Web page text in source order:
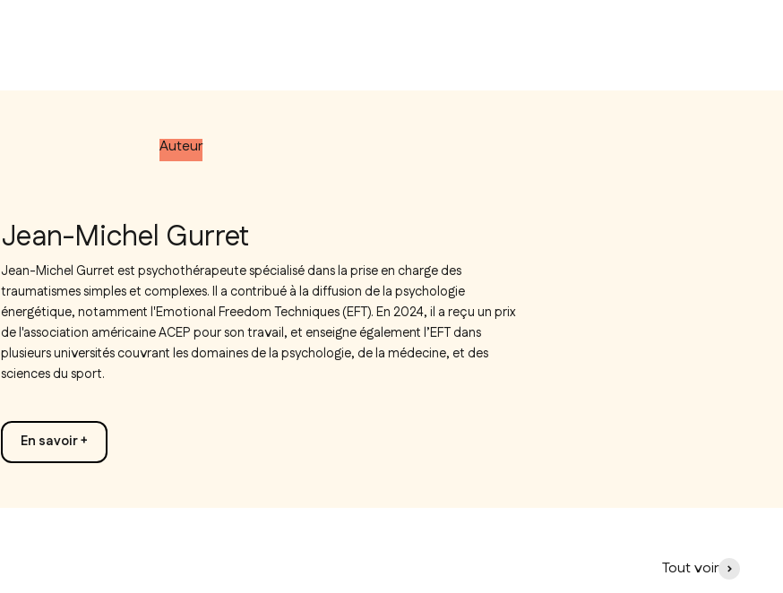
Auteur
Jean-Michel Gurret
Jean-Michel Gurret est psychothérapeute spécialisé dans la prise en charge des
traumatismes simples et complexes. Il a contribué à la diffusion de la psychologie
énergétique, notamment l'Emotional Freedom Techniques (EFT). En 2024, il a reçu un prix
de l'association américaine ACEP pour son travail, et enseigne également l’EFT dans
plusieurs universités couvrant les domaines de la psychologie, de la médecine, et des
sciences du sport.
En savoir +
Tout voir